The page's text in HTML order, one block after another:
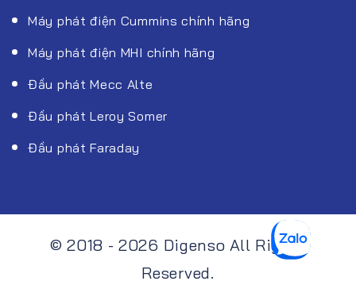
Máy phát điện Cummins chính hãng
Máy phát điện MHI chính hãng
Đầu phát Mecc Alte
Đầu phát Leroy Somer
Đầu phát Faraday
© 2018 - 2026 Digenso All Rights
Reserved.